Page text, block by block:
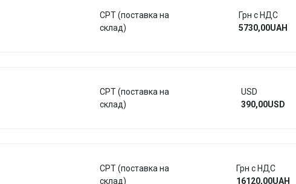
CPT (поставка на
склад)
Грн с НДС
5730,00UAH
CPT (поставка на
склад)
USD
390,00USD
CPT (поставка на
склад)
Грн с НДС
16120,00UAH